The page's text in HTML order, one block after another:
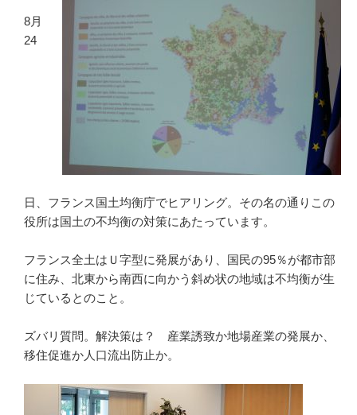
8月
24
日、フランス国土均衡庁でヒアリング。その名の通りこの
役所は国土の不均衡の対策にあたっています。
フランス全土はＵ字型に発展があり、国民の95％が都市部
に住み、北東から南西に向かう斜め状の地域は不均衡が生
じているとのこと。
ズバリ質問。解決策は？ 産業誘致か地場産業の発展か、
移住促進か人口流出防止か。